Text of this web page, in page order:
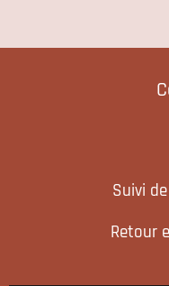
Suivi
Retour